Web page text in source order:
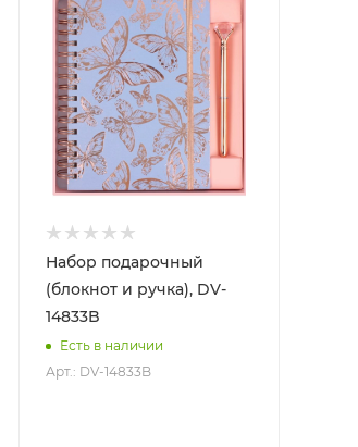
Набор подарочный
(блокнот и ручка), DV-
14833B
Есть в наличии
Арт.: DV-14833B